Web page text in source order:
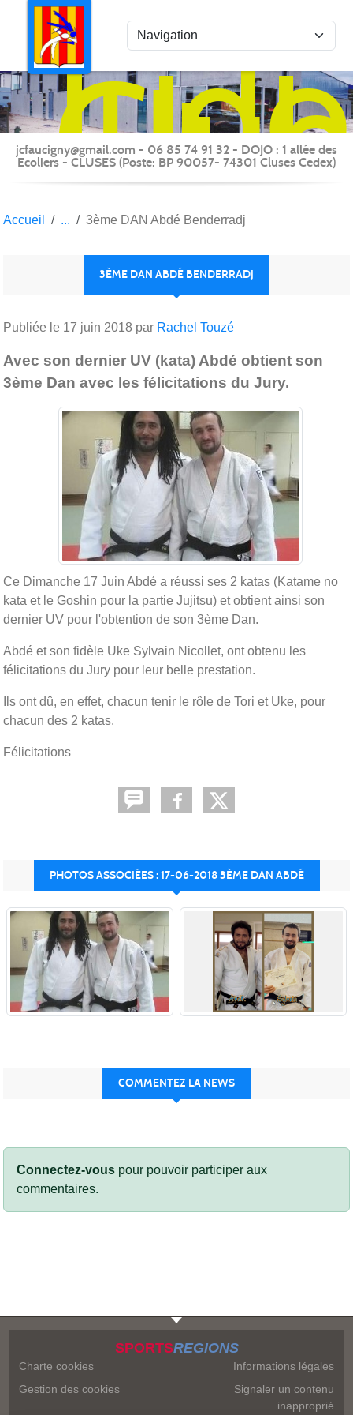
Judo
du
-
jcfaucigny@gmail.com - 06 85 74 91 32 - DOJO : 1 allée des
Ecoliers - CLUSES (Poste: BP 90057- 74301 Cluses Cedex)
Accueil 3ème DAN Abdé Benderradj
3ÈME DAN ABDÉ BENDERRADJ
Publiée le 17 juin 2018 par Rachel Touzé
Avec son dernier UV (kata) Abdé obtient son
3ème Dan avec les félicitations du Jury.
Ce Dimanche 17 Juin Abdé a réussi ses 2 katas (Katame no
kata et le Goshin pour la partie Jujitsu) et obtient ainsi son
dernier UV pour l'obtention de son 3ème Dan.
Abdé et son fidèle Uke Sylvain Nicollet, ont obtenu les
félicitations du Jury pour leur belle prestation.
Ils ont dû, en effet, chacun tenir le rôle de Tori et Uke, pour
chacun des 2 katas.
Félicitations
PHOTOS ASSOCIÉES : 17-06-2018 3ÈME DAN ABDÉ
COMMENTEZ LA NEWS
Connectez-vous pour pouvoir participer aux
commentaires.
SPORTSREGIONS
Charte cookies
Gestion des cookies
Informations légales
Signaler un contenu
inapproprié
Panneau de gestion des cookies